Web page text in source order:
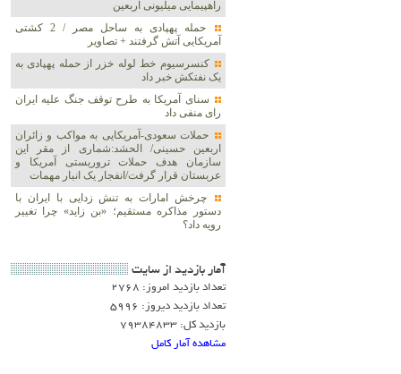
راهپیمایی میلیونی اربعین
حمله پهپادی به ساحل مصر / 2 کشتی
آمریکایی آتش گرفتند + تصاویر
کنسرسیوم خط لوله خزر از حمله پهپادی به
یک نفتکش خبر داد
سنای آمریکا به طرح توقف جنگ علیه ایران
رای منفی داد
حملات سعودی-آمریکایی به مواکب و زائران
اربعین حسینی/ الحشد:شماری از مقر این
سازمان هدف حملات تروریستی آمریکا و
عربستان قرار گرفت/انفجار یک انبار مهمات
چرخش امارات به تنش زدایی با ایران با
دستور مذاکره مستقیم؛ «بن زاید» چرا تغییر
رویه داد؟
آمار بازديد از سايت
تعداد بازدید امروز: 2768
تعداد بازدید دیروز: 5996
بازدید کل: 79384833
مشاهده آمار کامل